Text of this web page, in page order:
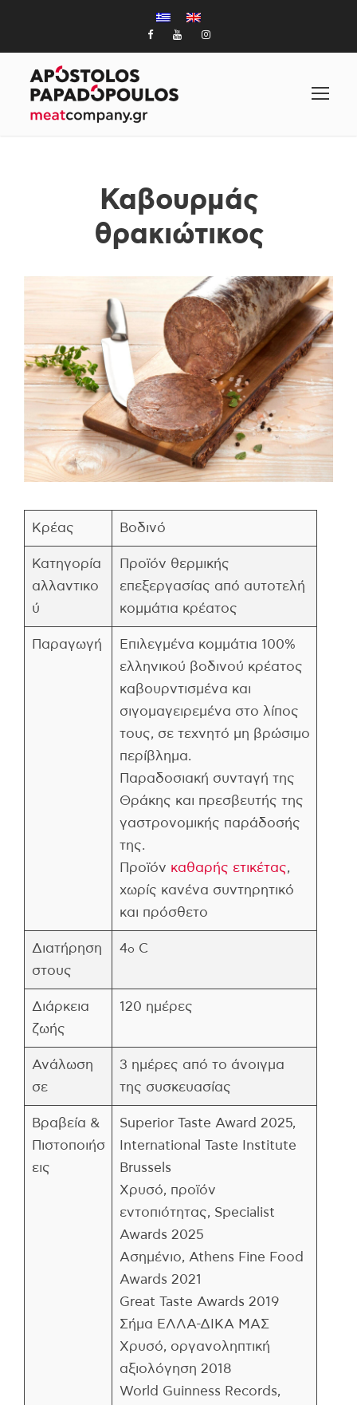
Καβουρμάς
θρακιώτικος
Κρέας Βοδινό
Κατηγορία
αλλαντικο
ύ
Προϊόν θερμικής
επεξεργασίας από αυτοτελή
κομμάτια κρέατος
Παραγωγή
Επιλεγμένα κομμάτια 100%
ελληνικού βοδινού κρέατος
καβουρντισμένα και
σιγομαγειρεμένα στο λίπος
τους, σε τεχνητό μη βρώσιμο
περίβλημα.
Παραδοσιακή συνταγή της
Θράκης και πρεσβευτής της
γαστρονομικής παράδοσής
της.
Προϊόν καθαρής ετικέτας,
χωρίς κανένα συντηρητικό
και πρόσθετο
Διατήρηση
στους
4ο C
Διάρκεια
ζωής
120 ημέρες
Ανάλωση
σε
3 ημέρες από το άνοιγμα
της συσκευασίας
Βραβεία &
Πιστοποιήσ
εις
Superior Taste Award 2025,
International Taste Institute
Brussels
Χρυσό, προϊόν
εντοπιότητας, Specialist
Awards 2025
Ασημένιο, Athens Fine Food
Awards 2021
Great Taste Awards 2019
Σήμα ΕΛΛΑ-ΔΙΚΑ ΜΑΣ
Χρυσό, οργανοληπτική
αξιολόγηση 2018
World Guinness Records,